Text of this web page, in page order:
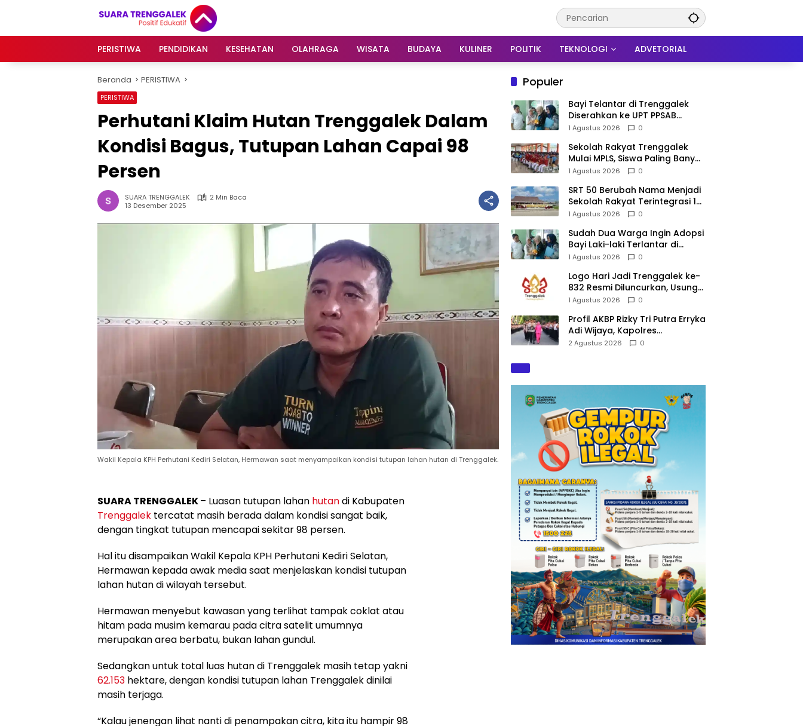
PERISTIWA
PENDIDIKAN KESEHATAN OLAHRAGA WISATA BUDAYA KULINER POLITIK TEKNOLOGI ADVETORIAL
Beranda PERISTIWA
PERISTIWA
Perhutani Klaim Hutan Trenggalek Dalam
Kondisi Bagus, Tutupan Lahan Capai 98
Persen
SUARA TRENGGALEK
2 Min Baca
13 Desember 2025
Wakil Kepala KPH Perhutani Kediri Selatan, Hermawan saat menyampaikan kondisi tutupan lahan hutan di Trenggalek.
SUARA TRENGGALEK– Luasan tutupan lahan hutandi Kabupaten
Trenggalek tercatat masih berada dalam kondisi sangat baik,
dengan tingkat tutupan mencapai sekitar 98 persen.
Hal itu disampaikan Wakil Kepala KPH Perhutani Kediri Selatan,
Hermawan kepada awak media saat menjelaskan kondisi tutupan
lahan hutan di wilayah tersebut.
Hermawan menyebut kawasan yang terlihat tampak coklat atau
hitam pada musim kemarau pada citra satelit umumnya
merupakan area berbatu, bukan lahan gundul.
Sedangkan untuk total luas hutan di Trenggalek masih tetap yakni
62.153 hektare, dengan kondisi tutupan lahan Trenggalek dinilai
masih terjaga.
“Kalau jenengan lihat nanti di penampakan citra, kita itu hampir 98
Populer
Bayi Telantar di Trenggalek
Diserahkan ke UPT PPSAB
Sidoarjo, Belum Bisa Langsung
1 Agustus 2026 0
Sekolah Rakyat Trenggalek
Mulai MPLS, Siswa Paling Banyak
dari Panggul dan Gandusari
1 Agustus 2026 0
SRT 50 Berubah Nama Menjadi
Sekolah Rakyat Terintegrasi 1
Trenggalek, Nomenklatur
1 Agustus 2026 0
Sudah Dua Warga Ingin Adopsi
Bayi Laki-laki Terlantar di
Trenggalek, Proses Tunggu
1 Agustus 2026 0
Logo Hari Jadi Trenggalek ke-
832 Resmi Diluncurkan, Usung
Tema “Hambeging Bumi”
Alam
1 Agustus 2026 0
Profil AKBP Rizky Tri Putra Erryka
Adi Wijaya, Kapolres
Trenggalek Baru yang Raih
2 Agustus 2026 0